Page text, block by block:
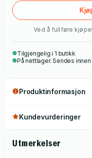
Ved å fullføre
Tilgjengelig i 1 butikk
På nettlager. Sendes
Produktinformasjon
Kundevurderinger
Utmerkelser